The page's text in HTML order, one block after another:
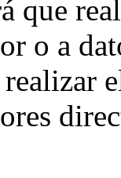
que
o a